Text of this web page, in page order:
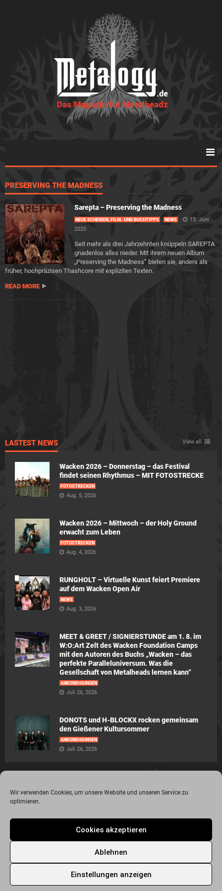
Wir verwenden Cookies, um unsere Website und unseren Service zu
optimieren.
Cookies akzeptieren
Ablehnen
Einstellungen anzeigen
PRESERVING THE MADNESS
Sarepta – Preserving the Madness
NEUE SCHEIBEN, FILM- UND BUCHTIPPS NEWS
13. Juni
2020
Seit mehr als drei Jahrzehnten knüppeln SAREPTA
gnadenlos alles nieder. Mit ihrem neuen Album
„Preserving the Madness“ bieten sie, anders als
früher, hochpräzisen Thashcore mit expliziten Texten.
READ MORE
LASTEST NEWS View all
Wacken 2026 – Donnerstag – das Festival
findet seinen Rhythmus – MIT FOTOSTRECKE
FOTOSTRECKEN
Aug. 5, 2026
Wacken 2026 – Mittwoch – der Holy Ground
erwacht zum Leben
FOTOSTRECKEN
Aug. 4, 2026
RUNGHOLT – Virtuelle Kunst feiert Premiere
auf dem Wacken Open Air
NEWS
Aug. 3, 2026
MEET & GREET / SIGNIERSTUNDE am 1. 8. im
W:O:Art Zelt des Wacken Foundation Camps
mit den Autoren des Buchs „Wacken – das
perfekte Paralleluniversum. Was die
Gesellschaft von Metalheads lernen kann“
ANKÜNDIGUNGEN
Juli 26, 2026
DONOTS und H-BLOCKX rocken gemeinsam
den Gießener Kultursommer
ANKÜNDIGUNGEN
Juli 26, 2026
Unterstützung von the surface new media gmbh
Über Metalogy.de – das Magazin für Metalheadz + REVIEWREGELN
Newsletter Anmeldung
Events Freunde
Bandseiten
Metalogy.de – Das etwas andere Metal Magazin